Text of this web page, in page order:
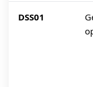
DSS01